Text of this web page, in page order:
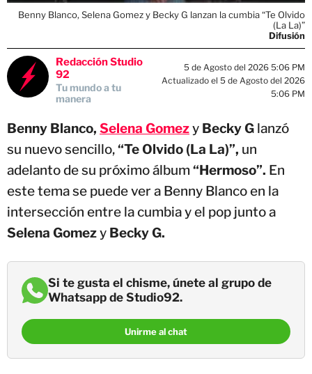
Benny Blanco, Selena Gomez y Becky G lanzan la cumbia “Te Olvido
(La La)”
Difusión
Redacción Studio
92
Tu mundo a tu
manera
5 de Agosto del 2026 5:06 PM
Actualizado el 5 de Agosto del 2026
5:06 PM
Benny Blanco, Selena Gomezy Becky G lanzó
su nuevo sencillo,“Te Olvido (La La)”, un
adelanto de su próximo álbum “Hermoso”. En
este tema se puede ver a Benny Blanco en la
intersección entre la cumbia y el pop junto a
Selena Gomezy Becky G.
Si te gusta el chisme, únete al grupo de
Whatsapp de Studio92.
Unirme al chat